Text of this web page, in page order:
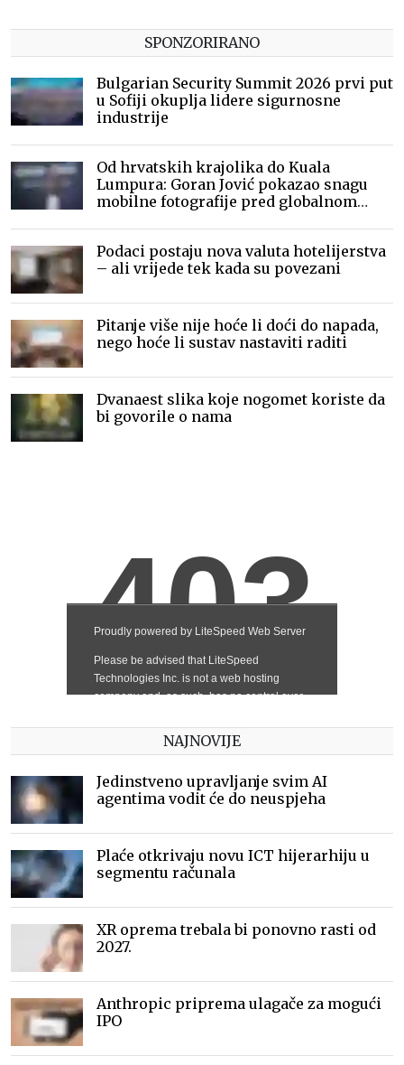
SPONZORIRANO
Bulgarian Security Summit 2026 prvi put
u Sofiji okuplja lidere sigurnosne
industrije
Od hrvatskih krajolika do Kuala
Lumpura: Goran Jović pokazao snagu
mobilne fotografije pred globalnom
Podaci postaju nova valuta hotelijerstva
– ali vrijede tek kada su povezani
Pitanje više nije hoće li doći do napada,
nego hoće li sustav nastaviti raditi
Dvanaest slika koje nogomet koriste da
bi govorile o nama
NAJNOVIJE
Jedinstveno upravljanje svim AI
agentima vodit će do neuspjeha
Plaće otkrivaju novu ICT hijerarhiju u
segmentu računala
XR oprema trebala bi ponovno rasti od
2027.
Anthropic priprema ulagače za mogući
IPO